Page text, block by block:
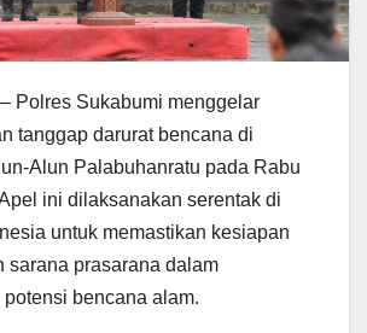
Polres Sukabumi menggelar
tanggap darurat bencana di
Alun Palabuhanratu pada Rabu
ini dilaksanakan serentak di
untuk memastikan kesiapan
sarana prasarana dalam
bencana alam.